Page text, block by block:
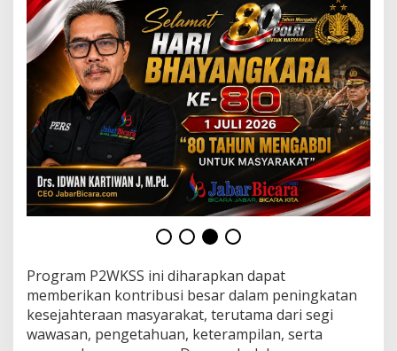
W
K
S
S
T
i
n
g
k
a
t
J
a
b
a
T
a
h
u
n
Program P2WKSS ini diharapkan dapat
memberikan kontribusi besar dalam peningkatan
kesejahteraan masyarakat, terutama dari segi
wawasan, pengetahuan, keterampilan, serta